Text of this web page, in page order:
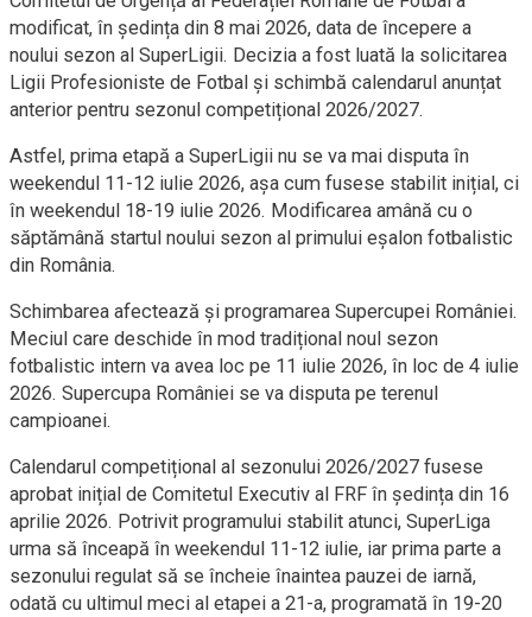
modificat, în ședința din 8 mai 2026, data de începere a
noului sezon al SuperLigii. Decizia a fost luată la solicitarea
Ligii Profesioniste de Fotbal și schimbă calendarul anunțat
anterior pentru sezonul competițional 2026/2027.
Astfel, prima etapă a SuperLigii nu se va mai disputa în
weekendul 11-12 iulie 2026, așa cum fusese stabilit inițial, ci
în weekendul 18-19 iulie 2026. Modificarea amână cu o
săptămână startul noului sezon al primului eșalon fotbalistic
din România.
Schimbarea afectează și programarea Supercupei României.
Meciul care deschide în mod tradițional noul sezon
fotbalistic intern va avea loc pe 11 iulie 2026, în loc de 4 iulie
2026. Supercupa României se va disputa pe terenul
campioanei.
Calendarul competițional al sezonului 2026/2027 fusese
aprobat inițial de Comitetul Executiv al FRF în ședința din 16
aprilie 2026. Potrivit programului stabilit atunci, SuperLiga
urma să înceapă în weekendul 11-12 iulie, iar prima parte a
sezonului regulat să se încheie înaintea pauzei de iarnă,
odată cu ultimul meci al etapei a 21-a, programată în 19-20